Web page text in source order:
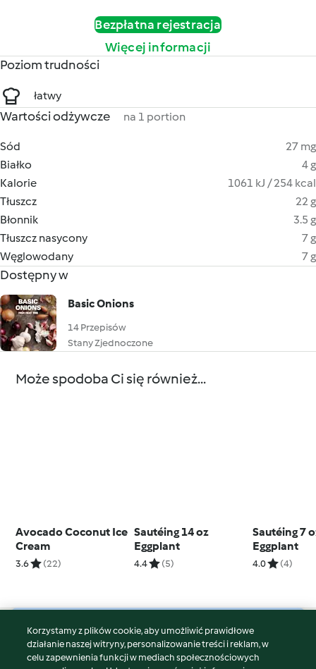
Bezpłatna rejestracja
Więcej informacji
Poziom trudności
łatwy
Wartości odżywcze na 1 portion
Sód
27 mg
Białko
4 g
Kalorie
1061 kJ / 254 kcal
Tłuszcz
22 g
Błonnik
3.5 g
Tłuszcz nasycony
7 g
Węglowodany
7 g
Dostępny w
Basic Onions
14 Przepisów
Stany Zjednoczone
Może spodoba Ci się również...
Avocado Coconut Ice
Cream
3.6 (22)
Sautéing 14 oz
Eggplant
4.4 (5)
Sautéing 7
Eggplant
4.0 (4)
© Copyright 2026
Warunki korzystania
Korzystamy z plików cookie, aby umożliwić prawidłowe
działanie naszej witryny, personalizowanie treści i reklam, w
celu zapewnienia funkcji w mediach społecznościowych